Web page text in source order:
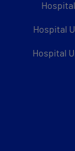
Hospital
Hospital